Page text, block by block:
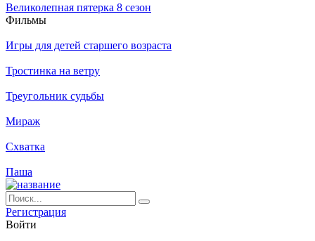
Великолепная пятерка 8 сезон
Филь­мы
Игры для детей старшего возраста
Тростинка на ветру
Треугольник судьбы
Мираж
Схватка
Паша
Ре­ги­ст­ра­ция
Вой­ти